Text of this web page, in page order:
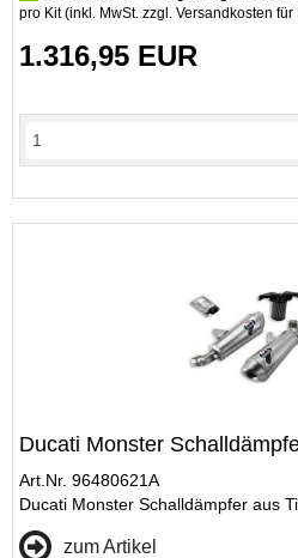
pro Kit (inkl. MwSt. zzgl. Versandkosten
1.316,95 EUR
Ducati Monster
Art.Nr. 96480621A
Ducati Monster Schalldämpfer aus
zum Artikel